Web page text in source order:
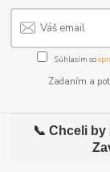
Súhlasím so
Zadaním a
📞 Chceli